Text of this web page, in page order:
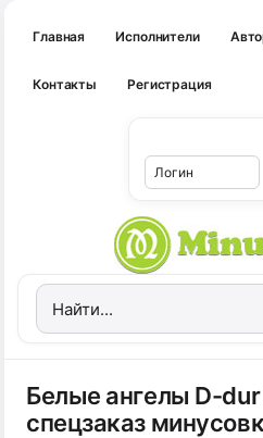
Главная Исполнители
Контакты Регистрация
Белые ангелы D-
спецзаказ